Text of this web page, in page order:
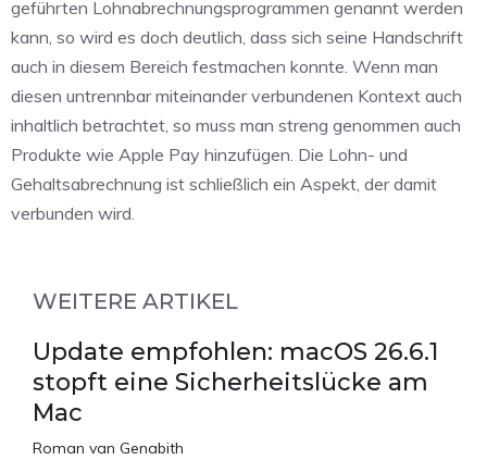
geführten Lohnabrechnungsprogrammen genannt werden
kann, so wird es doch deutlich, dass sich seine Handschrift
auch in diesem Bereich festmachen konnte. Wenn man
diesen untrennbar miteinander verbundenen Kontext auch
inhaltlich betrachtet, so muss man streng genommen auch
Produkte wie Apple Pay hinzufügen. Die Lohn- und
Gehaltsabrechnung ist schließlich ein Aspekt, der damit
verbunden wird.
WEITERE ARTIKEL
Update empfohlen: macOS 26.6.1
stopft eine Sicherheitslücke am
Mac
Roman van Genabith